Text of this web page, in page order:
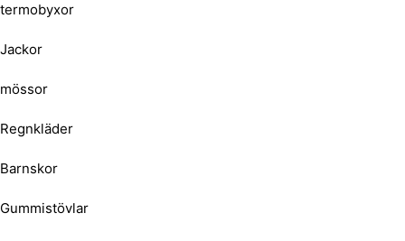
termobyxor
Jackor
mössor
Regnkläder
Barnskor
Gummistövlar